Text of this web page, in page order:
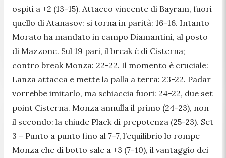
ospiti a +2 (13-15). Attacco vincente di Bayram, fuori
quello di Atanasov: si torna in parità: 16-16. Intanto
Morato ha mandato in campo Diamantini, al posto
di Mazzone. Sul 19 pari, il break è di Cisterna;
contro break Monza: 22-22. Il momento è cruciale:
Lanza attacca e mette la palla a terra: 23-22. Padar
vorrebbe imitarlo, ma schiaccia fuori: 24-22, due set
point Cisterna. Monza annulla il primo (24-23), non
il secondo: la chiude Plack di prepotenza (25-23). Set
3 – Punto a punto fino al 7-7, l’equilibrio lo rompe
Monza che di botto sale a +3 (7-10), il vantaggio dei